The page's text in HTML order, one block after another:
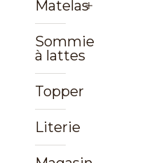
Matelas
Sommiers
à lattes
Topper
Literie